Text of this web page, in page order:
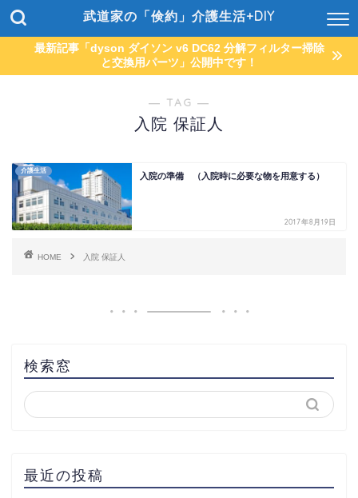
武道家の「倹約」介護生活+DIY
最新記事「dyson ダイソン v6 DC62 分解フィルター掃除
と交換用パーツ」公開中です！
― TAG ―
入院 保証人
介護生活
入院の準備 （入院時に必要な物を用意する）
2017年8月19日
HOME 入院 保証人
検索窓
最近の投稿